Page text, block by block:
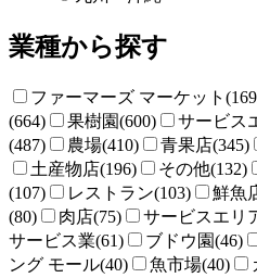
業種から探す
ファーマーズ マーケット
(664)
果樹園(600)
サービス
(487)
農場(410) 青果店(345)
土産物店(196)
その他(132)
(107)
レストラン(103) 鮮魚
(80)
肉店(75) サービスエリ
サービス業(61)
ブドウ園(46)
ング モール(40)
魚市場(40)